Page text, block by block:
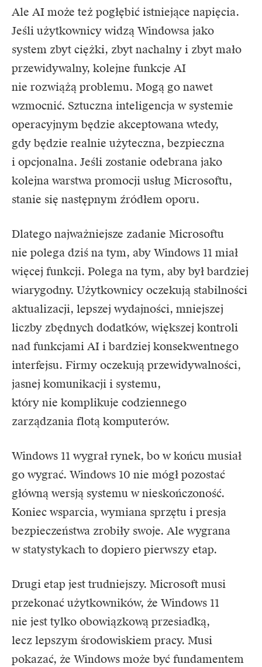
Ale AI może też pogłębić istniejące napięcia.
Jeśli użytkownicy widzą Windowsa jako
system zbyt ciężki, zbyt nachalny i zbyt mało
przewidywalny, kolejne funkcje AI
nie rozwiążą problemu. Mogą go nawet
wzmocnić. Sztuczna inteligencja w systemie
operacyjnym będzie akceptowana wtedy,
gdy będzie realnie użyteczna, bezpieczna
i opcjonalna. Jeśli zostanie odebrana jako
kolejna warstwa promocji usług Microsoftu,
stanie się następnym źródłem oporu.
Dlatego najważniejsze zadanie Microsoftu
nie polega dziś na tym, aby Windows 11 miał
więcej funkcji. Polega na tym, aby był bardziej
wiarygodny. Użytkownicy oczekują stabilności
aktualizacji, lepszej wydajności, mniejszej
liczby zbędnych dodatków, większej kontroli
nad funkcjami AI i bardziej konsekwentnego
interfejsu. Firmy oczekują przewidywalności,
jasnej komunikacji i systemu,
który nie komplikuje codziennego
zarządzania flotą komputerów.
Windows 11 wygrał rynek, bo w końcu musiał
go wygrać. Windows 10 nie mógł pozostać
główną wersją systemu w nieskończoność.
Koniec wsparcia, wymiana sprzętu i presja
bezpieczeństwa zrobiły swoje. Ale wygrana
w statystykach to dopiero pierwszy etap.
Drugi etap jest trudniejszy. Microsoft musi
przekonać użytkowników, że Windows 11
nie jest tylko obowiązkową przesiadką,
lecz lepszym środowiskiem pracy. Musi
pokazać, że Windows może być fundamentem